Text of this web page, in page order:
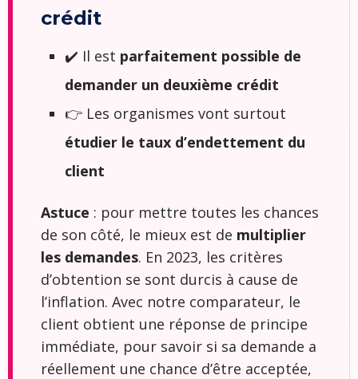
crédit
✔️ Il est parfaitement possible de
demander un deuxième crédit
👉 Les organismes vont surtout
étudier le taux d’endettement du
client
Astuce : pour mettre toutes les chances
de son côté, le mieux est de multiplier
les demandes. En 2023, les critères
d’obtention se sont durcis à cause de
l’inflation. Avec notre comparateur, le
client obtient une réponse de principe
immédiate, pour savoir si sa demande a
réellement une chance d’être acceptée,